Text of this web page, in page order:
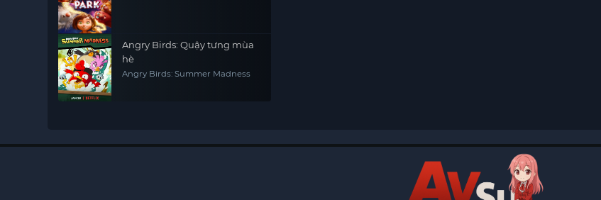
Angry Birds: Quậy tưng mùa
hè
Angry Birds: Summer Madness